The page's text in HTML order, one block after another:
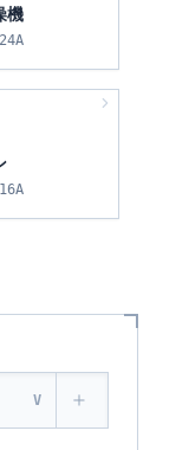
機
24A
16A
V